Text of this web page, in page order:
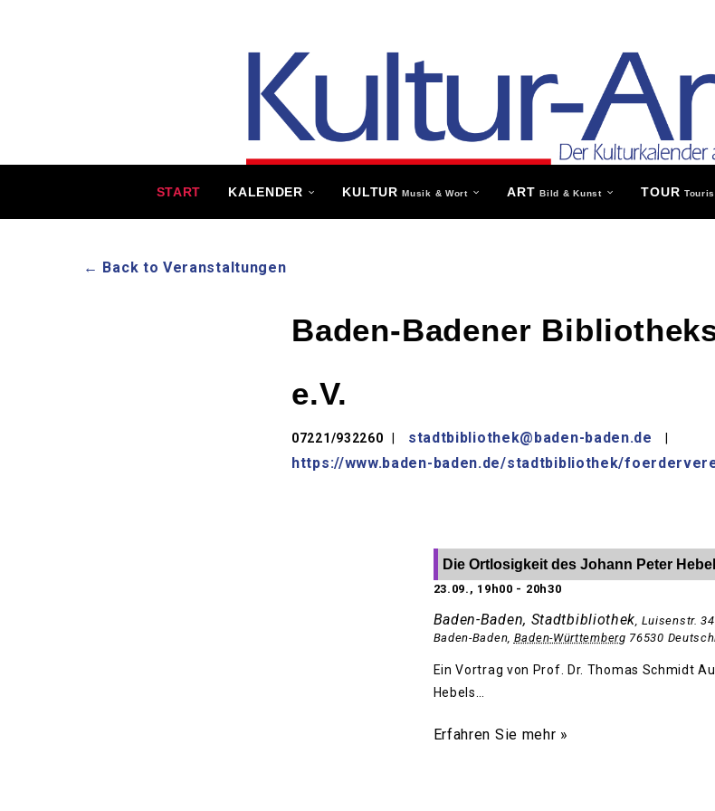
START KALENDER KULTURMusik & Wort ARTBild & Kunst TOUR
← Back to Veranstaltungen
Baden-Badener
e.V.
07221/932260 | stadtbibliothek@baden-baden.de |
https://www.baden-baden.de/stadtbibliothek/
Die Ortlosigkeit des Johann Peter Hebel
23.09., 19h00 - 20h30
Baden-Baden, Stadtbibliothek, Luisenstr. 34
Baden-Baden, Baden-Württemberg 76530
Ein Vortrag von Prof. Dr. Thomas Schmidt
Hebels…
Erfahren Sie mehr »